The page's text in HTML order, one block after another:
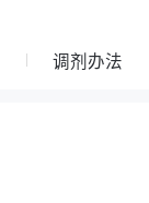
调剂办法